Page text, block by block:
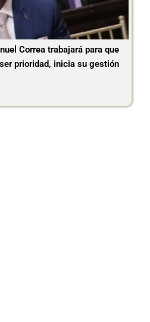
Correa trabajará para que
prioridad, inicia su gestión